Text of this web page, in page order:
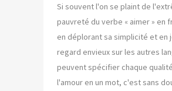
Si souvent l'on se plaint de
pauvreté du verbe « aimer » en
en déplorant sa simplicité et en
regard envieux sur les autres
peuvent spécifier chaque
l'amour en un mot, c'est sans